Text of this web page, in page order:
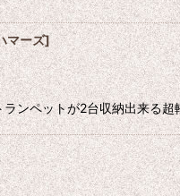
マーズ]
ンペットが2台収納出来る